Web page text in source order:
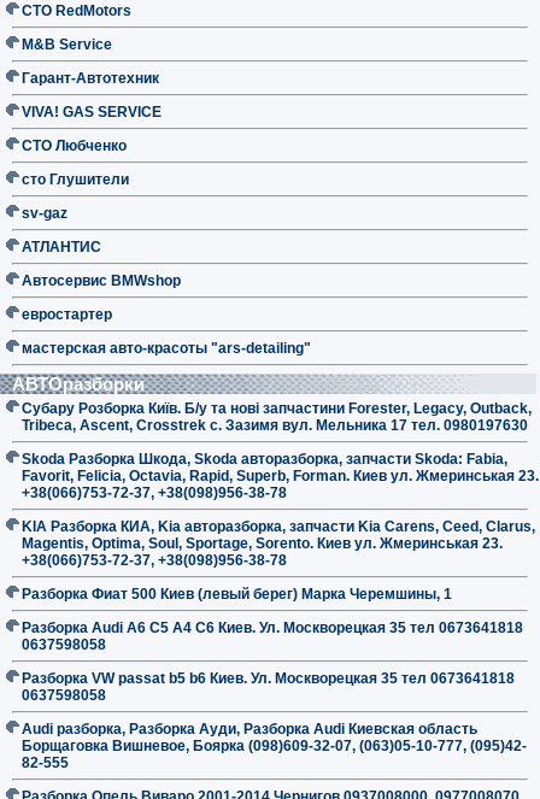
СТО RedMotors
M&B Service
Гарант-Автотехник
VIVA! GAS SERVICE
СТО Любченко
сто Глушители
sv-gaz
АТЛАНТИС
Автосервис BMWshop
евростартер
мастерская авто-красоты "ars-detailing"
АВТОразборки
Субару Розборка Київ. Б/у та нові запчастини Forester, Legacy, Outback,
Tribeca, Ascent, Crosstrek с. Зазимя вул. Мельника 17 тел. 0980197630
Skoda Разборка Шкода, Skoda авторазборка, запчасти Skoda: Fabia,
Favorit, Felicia, Octavia, Rapid, Superb, Forman. Киев ул. Жмеринськая 23.
+38(066)753-72-37, +38(098)956-38-78
KIA Разборка КИА, Kia авторазборка, запчасти Kia Carens, Ceed, Clarus,
Magentis, Optima, Soul, Sportage, Sorento. Киев ул. Жмеринськая 23.
+38(066)753-72-37, +38(098)956-38-78
Разборка Фиат 500 Киев (левый берег) Марка Черемшины, 1
Разборка Audi A6 C5 A4 C6 Киев. Ул. Москворецкая 35 тел 0673641818
0637598058
Разборка VW passat b5 b6 Киев. Ул. Москворецкая 35 тел 0673641818
0637598058
Audi разборка, Разборка Ауди, Разборка Audi Киевская область
Борщаговка Вишневое, Боярка (098)609-32-07, (063)05-10-777, (095)42-
82-555